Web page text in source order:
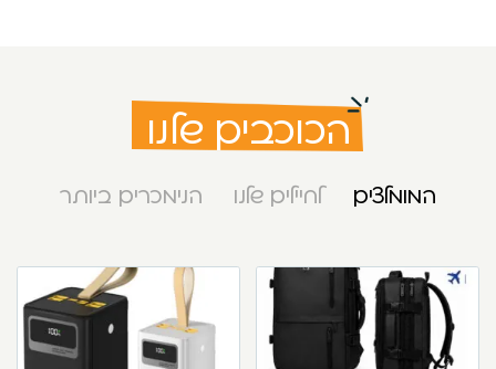
הכוכבים שלנו
המומלצים לחיילים שלנו הנימכרים ביותר